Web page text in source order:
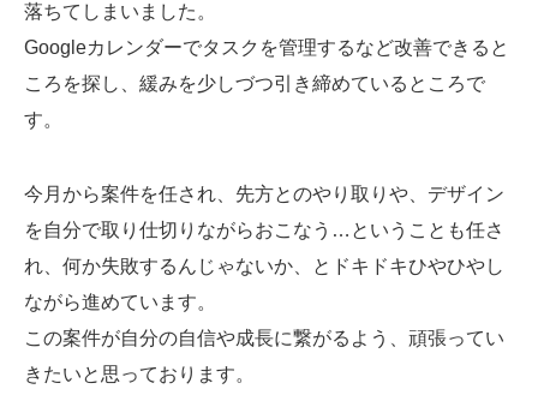
落ちてしまいました。
Googleカレンダーでタスクを管理するなど改善できると
ころを探し、緩みを少しづつ引き締めているところで
す。
今月から案件を任され、先方とのやり取りや、デザイン
を自分で取り仕切りながらおこなう…ということも任さ
れ、何か失敗するんじゃないか、とドキドキひやひやし
ながら進めています。
この案件が自分の自信や成長に繋がるよう、頑張ってい
きたいと思っております。